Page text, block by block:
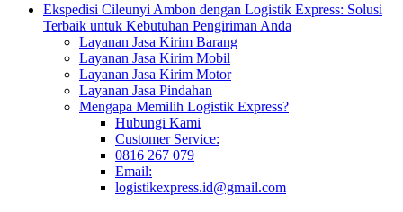
Ekspedisi Cileunyi Ambon dengan Logistik Express: Solusi
Terbaik untuk Kebutuhan Pengiriman Anda
Layanan Jasa Kirim Barang
Layanan Jasa Kirim Mobil
Layanan Jasa Kirim Motor
Layanan Jasa Pindahan
Mengapa Memilih Logistik Express?
Hubungi Kami
Customer Service:
0816 267 079
Email:
logistikexpress.id@gmail.com